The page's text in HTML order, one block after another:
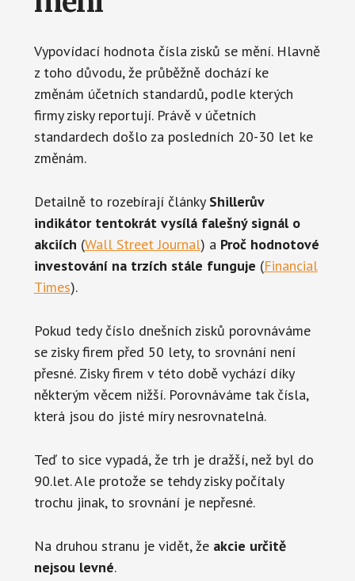
Vypovídací hodnota čísla zisků se mění. Hlavně
z toho důvodu, že průběžně dochází ke
změnám účetních standardů, podle kterých
firmy zisky reportují. Právě v účetních
standardech došlo za posledních 20-30 let ke
změnám.
Detailně to rozebírají články Shillerův
indikátor tentokrát vysílá falešný signál o
akciích (Wall Street Journal) a Proč hodnotové
investování na trzích stále funguje (Financial
Times).
Pokud tedy číslo dnešních zisků porovnáváme
se zisky firem před 50 lety, to srovnání není
přesné. Zisky firem v této době vychází díky
některým věcem nižší. Porovnáváme tak čísla,
která jsou do jisté míry nesrovnatelná.
Teď to sice vypadá, že trh je dražší, než byl do
90.let. Ale protože se tehdy zisky počítaly
trochu jinak, to srovnání je nepřesné.
Na druhou stranu je vidět, že akcie určitě
nejsou levné.